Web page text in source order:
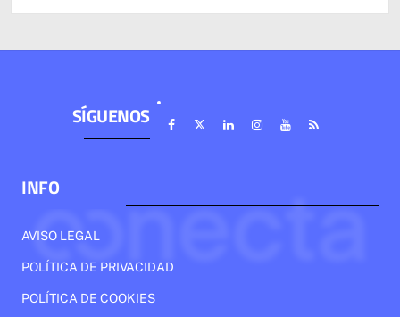
SÍGUENOS
INFO
AVISO LEGAL
POLÍTICA DE PRIVACIDAD
POLÍTICA DE COOKIES